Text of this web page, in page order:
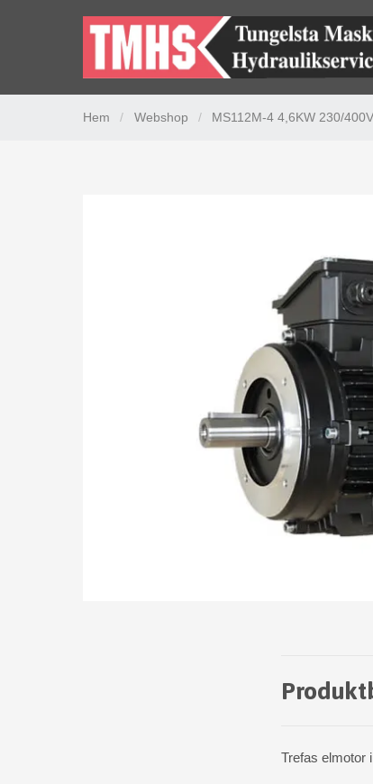
Hem / Webshop / MS112M-4 4,6KW 230/
Trefas elmotor